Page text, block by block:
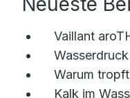
Vaillant
Warum
Kalk im